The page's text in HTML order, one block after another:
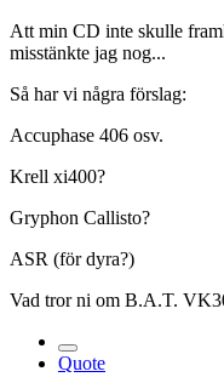
Att min CD inte skulle
misstänkte jag nog...
Så har vi några förslag:
Accuphase 406 osv.
Krell xi400?
Gryphon Callisto?
ASR (för dyra?)
Vad tror ni om B.A.T.
Quote